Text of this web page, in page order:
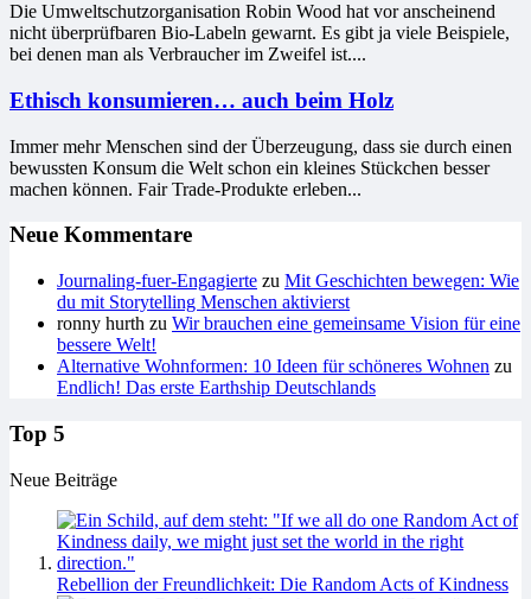
Die Umweltschutzorganisation Robin Wood hat vor anscheinend
nicht überprüfbaren Bio-Labeln gewarnt. Es gibt ja viele Beispiele,
bei denen man als Verbraucher im Zweifel ist....
Ethisch konsumieren… auch beim Holz
Immer mehr Menschen sind der Überzeugung, dass sie durch einen
bewussten Konsum die Welt schon ein kleines Stückchen besser
machen können. Fair Trade-Produkte erleben...
Neue Kommentare
Journaling-fuer-Engagierte zu Mit Geschichten bewegen: Wie
du mit Storytelling Menschen aktivierst
ronny hurth zu Wir brauchen eine gemeinsame Vision für eine
bessere Welt!
Alternative Wohnformen: 10 Ideen für schöneres Wohnen zu
Endlich! Das erste Earthship Deutschlands
Top 5
Neue Beiträge
Rebellion der Freundlichkeit: Die Random Acts of Kindness